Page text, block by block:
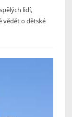
lidí,
vědět o dětské